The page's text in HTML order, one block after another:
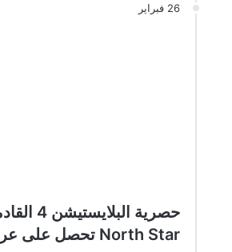
26 فبراير
North Star تحصل على عرض جديد..